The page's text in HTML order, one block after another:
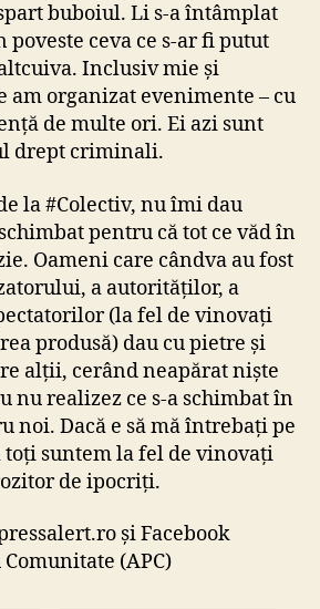
buboiul. Li s-a întâmplat
ceva ce s-ar fi putut
Inclusiv mie și
am organizat evenimente – cu
de multe ori. Ei azi sunt
drept criminali.
la #Colectiv, nu îmi dau
pentru că tot ce văd în
Oameni care cândva au fost
a autorităților, a
(la fel de vinovați
produsă) dau cu pietre și
alții, cerând neapărat niște
nu realizez ce s-a schimbat în
noi. Dacă e să mă întrebați pe
toți suntem la fel de vinovați
de ipocriți.
și Facebook
(APC)